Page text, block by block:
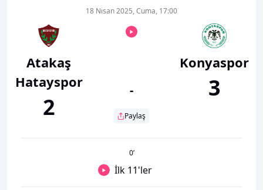
Atakaş
Hatayspor
2
18 Nisan 2025, Cuma, 17:00
-
Paylaş
Konyaspor
3
0’
İlk 11'ler